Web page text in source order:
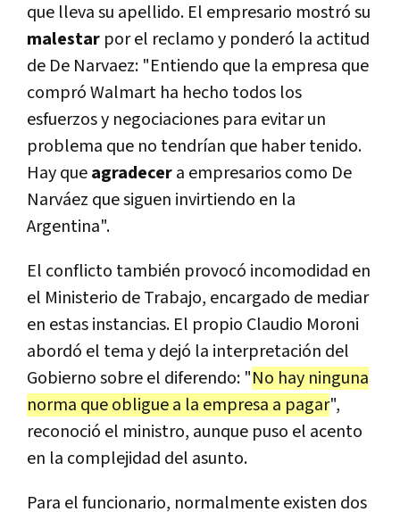
que lleva su apellido. El empresario mostró su
malestar por el reclamo y ponderó la actitud
de De Narvaez: "Entiendo que la empresa que
compró Walmart ha hecho todos los
esfuerzos y negociaciones para evitar un
problema que no tendrían que haber tenido.
Hay queagradecera empresarios como De
Narváez que siguen invirtiendo en la
Argentina".
El conflicto también provocó incomodidad en
el Ministerio de Trabajo, encargado de mediar
en estas instancias. El propio Claudio Moroni
abordó el tema y dejó la interpretación del
Gobierno sobre el diferendo: "No hay ninguna
norma que obligue a la empresa a pagar",
reconoció el ministro, aunque puso el acento
en la complejidad del asunto.
Para el funcionario, normalmente existen dos